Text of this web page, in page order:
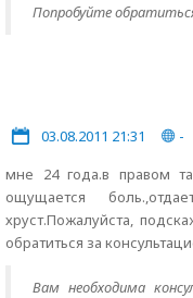
Попробуйте
03.08.2011 21:31 -
мне 24 года.в правом
ощущается
хруст.Пожалуйста,
обратиться за
Вам необходима